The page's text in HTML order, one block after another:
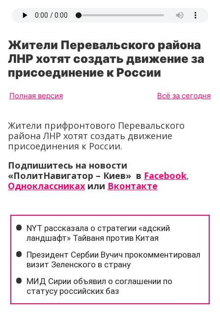
Жители Перевальского района
ЛНР хотят создать движение за
присоединение к России
Полная версия Всё за сегодня
Жители прифронтового Перевальского
района ЛНР хотят создать движение
присоединения к России.
Подпишитесь на новости
«ПолитНавигатор – Киев» в Facebook,
Одноклассниках или Вконтакте